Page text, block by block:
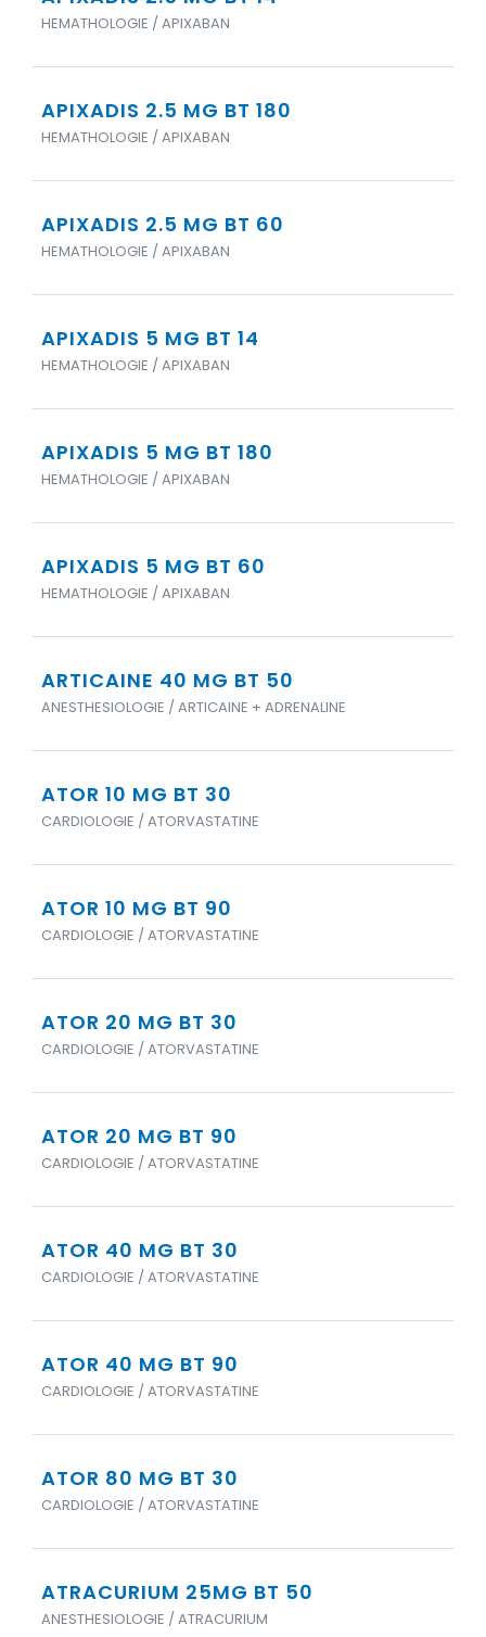
HEMATHOLOGIE / APIXABAN
APIXADIS 2.5 MG BT 180
HEMATHOLOGIE / APIXABAN
APIXADIS 2.5 MG BT 60
HEMATHOLOGIE / APIXABAN
APIXADIS 5 MG BT 14
HEMATHOLOGIE / APIXABAN
APIXADIS 5 MG BT 180
HEMATHOLOGIE / APIXABAN
APIXADIS 5 MG BT 60
HEMATHOLOGIE / APIXABAN
ARTICAINE 40 MG BT 50
ANESTHESIOLOGIE / ARTICAINE + ADRENALINE
ATOR 10 MG BT 30
CARDIOLOGIE / ATORVASTATINE
ATOR 10 MG BT 90
CARDIOLOGIE / ATORVASTATINE
ATOR 20 MG BT 30
CARDIOLOGIE / ATORVASTATINE
ATOR 20 MG BT 90
CARDIOLOGIE / ATORVASTATINE
ATOR 40 MG BT 30
CARDIOLOGIE / ATORVASTATINE
ATOR 40 MG BT 90
CARDIOLOGIE / ATORVASTATINE
ATOR 80 MG BT 30
CARDIOLOGIE / ATORVASTATINE
ATRACURIUM 25MG BT 50
ANESTHESIOLOGIE / ATRACURIUM